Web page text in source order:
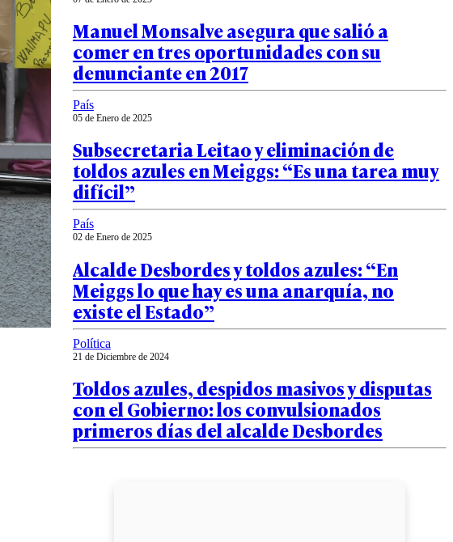
Manuel Monsalve asegura que salió a
comer en tres oportunidades con su
denunciante en 2017
País
05 de Enero de 2025
Subsecretaria Leitao y eliminación de
toldos azules en Meiggs: “Es una tarea muy
difícil”
País
02 de Enero de 2025
Alcalde Desbordes y toldos azules: “En
Meiggs lo que hay es una anarquía, no
existe el Estado”
Política
21 de Diciembre de 2024
Toldos azules, despidos masivos y disputas
con el Gobierno: los convulsionados
primeros días del alcalde Desbordes